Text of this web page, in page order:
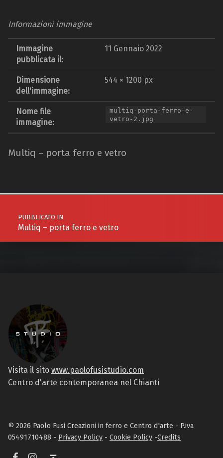
Informazioni immagine
Immagine
pubblicata il:
11 Gennaio 2022
Dimensione
dell'immagine:
544 × 1200 px
Nome file
immagine:
multiq-porta-ferro-e-
vetro-2.jpg
Multiq – porta ferro e vetro
Navigazione articoli
PUBBLICATO IN
Multiq – porta ferro e vetro
Visita il sito www.paolofusistudio.com
Centro d'arte contemporanea nel Chianti
© 2026 Paolo Fusi Creazioni in ferro e Centro d'arte - P.iva
05491710488 - Privacy Policy - Cookie Policy -Credits